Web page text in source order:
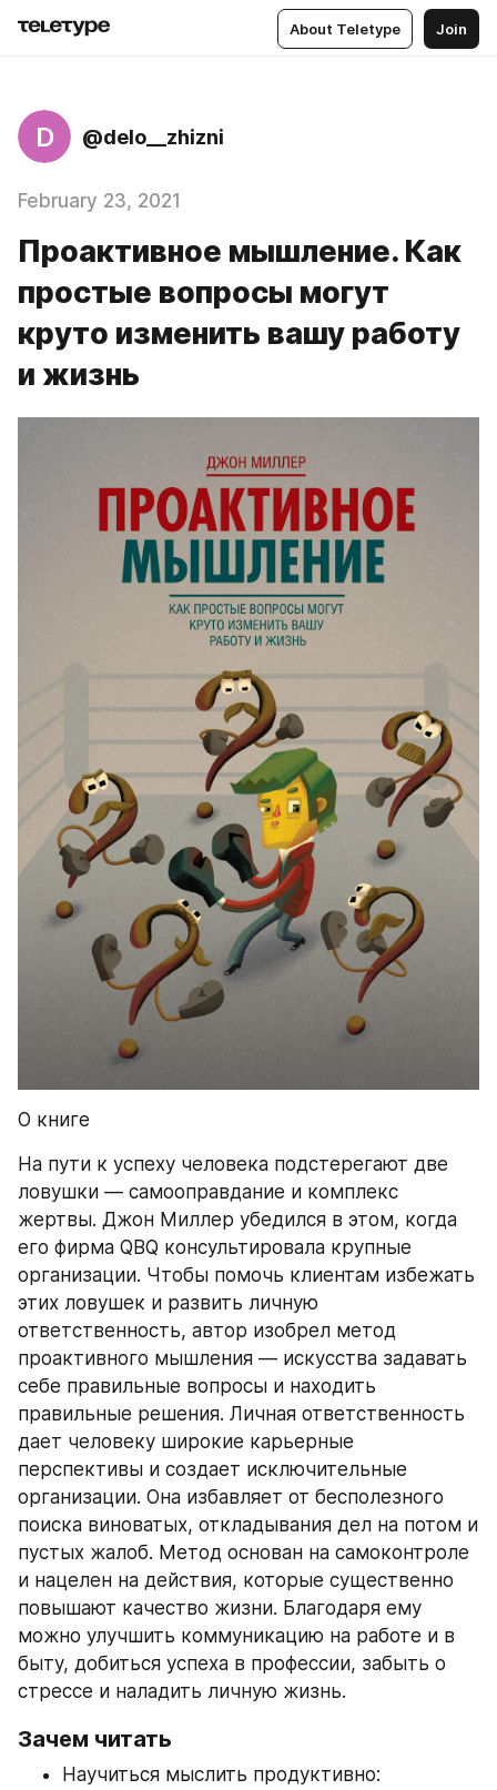
About Teletype Join
D @delo__zhizni
February 23, 2021
Проактивное мышление. Как
простые вопросы могут
круто изменить вашу работу
и жизнь
О книге
На пути к успеху человека подстерегают две
ловушки — самооправдание и комплекс
жертвы. Джон Миллер убедился в этом, когда
его фирма QBQ консультировала крупные
организации. Чтобы помочь клиентам избежать
этих ловушек и развить личную
ответственность, автор изобрел метод
проактивного мышления — искусства задавать
себе правильные вопросы и находить
правильные решения. Личная ответственность
дает человеку широкие карьерные
перспективы и создает исключительные
организации. Она избавляет от бесполезного
поиска виноватых, откладывания дел на потом и
пустых жалоб. Метод основан на самоконтроле
и нацелен на действия, которые существенно
повышают качество жизни. Благодаря ему
можно улучшить коммуникацию на работе и в
быту, добиться успеха в профессии, забыть о
стрессе и наладить личную жизнь.
Зачем читать
Научиться мыслить продуктивно: